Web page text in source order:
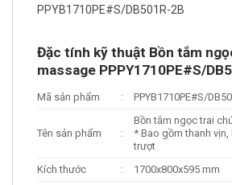
PPYB1710PE#S/DB501R-2B
Đặc tính kỹ thuật Bồn tắm
massage PPPY1710PE#S/
Mã sản phẩm : PPYB1710PE#S/
Tên sản phẩm :
Bồn tắm ngọc trai
* Bao gồm thanh
trượt
Kích thước
:
1700x800x595 mm